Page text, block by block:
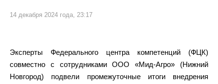
14 декабря 2024 года, 23:17
Эксперты Федерального центра компетенций (ФЦК)
совместно с сотрудниками ООО «Мид-Агро» (Нижний
Новгород) подвели промежуточные итоги внедрения